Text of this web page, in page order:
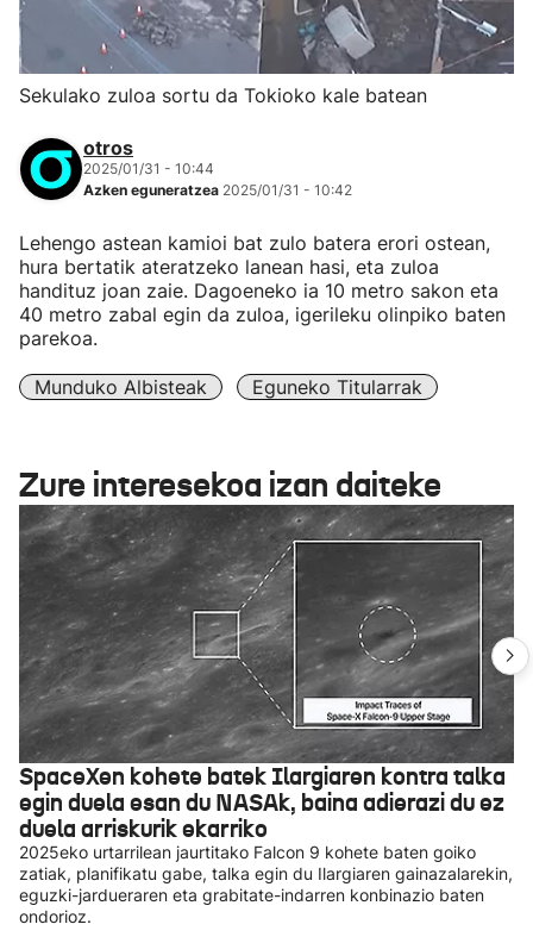
Sekulako zuloa sortu da Tokioko kale batean
otros
2025/01/31 - 10:44
Azken eguneratzea 2025/01/31 - 10:42
Lehengo astean kamioi bat zulo batera erori ostean,
hura bertatik ateratzeko lanean hasi, eta zuloa
handituz joan zaie. Dagoeneko ia 10 metro sakon eta
40 metro zabal egin da zuloa, igerileku olinpiko baten
parekoa.
Munduko Albisteak Eguneko Titularrak
Zure interesekoa izan daiteke
SpaceXen kohete batek Ilargiaren kontra talka
egin duela esan du NASAk, baina adierazi du ez
duela arriskurik ekarriko
2025eko urtarrilean jaurtitako Falcon 9 kohete baten goiko
zatiak, planifikatu gabe, talka egin du Ilargiaren gainazalarekin,
eguzki-jardueraren eta grabitate-indarren konbinazio baten
ondorioz.